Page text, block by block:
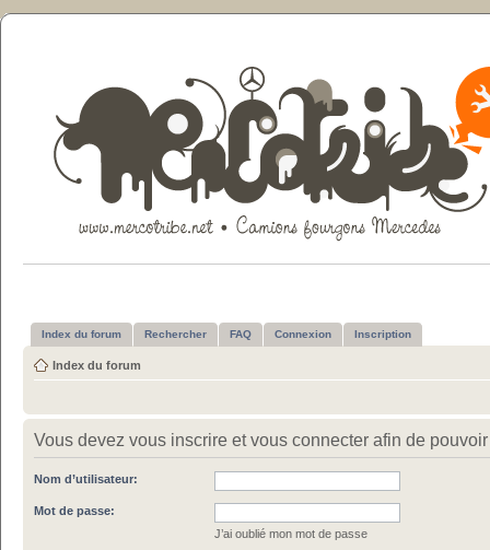
Index du forum Rechercher FAQ Connexion Inscription
Index du forum
Vous devez vous inscrire et vous connecter afin de
Nom d’utilisateur:
Mot de passe:
J’ai oublié mon mot de passe